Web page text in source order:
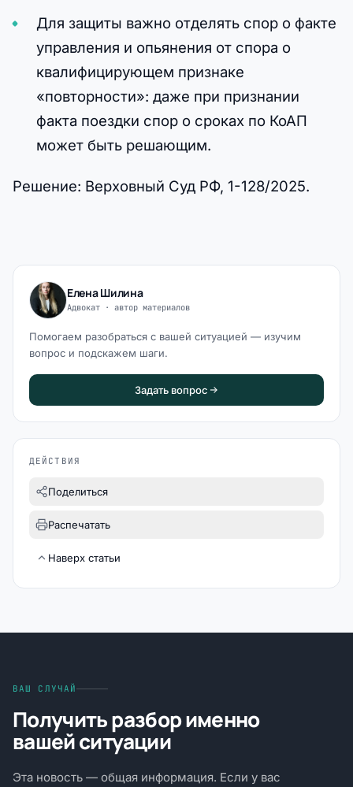
Для защиты важно отделять спор о факте
управления и опьянения от спора о
квалифицирующем признаке
«повторности»: даже при признании
факта поездки спор о сроках по КоАП
может быть решающим.
Решение: Верховный Суд РФ, 1-128/2025.
Елена Шилина
Адвокат · автор материалов
Помогаем разобраться с вашей ситуацией — изучим
вопрос и подскажем шаги.
Задать вопрос
ДЕЙСТВИЯ
Поделиться
Распечатать
Наверх статьи
ВАШ СЛУЧАЙ
Получить разбор именно
вашей ситуации
Эта новость — общая информация. Если у вас